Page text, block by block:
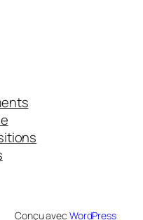
Conçu avec WordPress